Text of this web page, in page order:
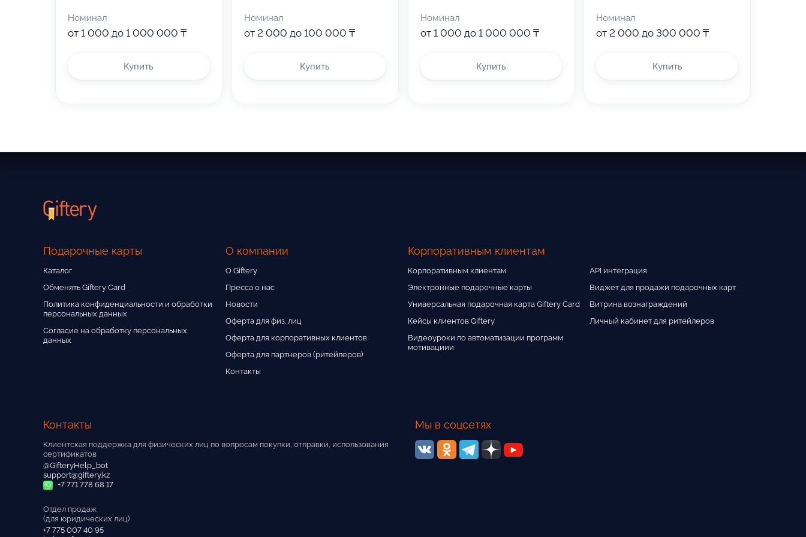
Номинал
от 1 000 до 1 000 000 ₸
Купить
Номинал
от 2 000 до 100 000 ₸
Купить
Номинал
от 1 000 до 1 000 000 ₸
Купить
Номинал
от 2 000 до 300 000 ₸
Купить
Подарочные карты
Каталог
Обменять Giftery Card
Политика конфиденциальности и обработки
персональных данных
Согласие на обработку персональных
данных
Корпоративным клиентам
Корпоративным клиентам
Электронные подарочные карты
Универсальная подарочная карта Giftery Card
Кейсы клиентов Giftery
Видеоуроки по автоматизации программ
мотивациии
API интеграция
Виджет для продажи подарочных карт
Витрина вознаграждений
Личный кабинет для ритейлеров
О компании
О Giftery
Пресса о нас
Новости
Оферта для физ. лиц
Оферта для корпоративных клиентов
Оферта для партнеров (ритейлеров)
Контакты
Контакты
Клиентская поддержка для физических лиц по вопросам покупки, отправки, использования
сертификатов
@GifteryHelp_bot
support@giftery.kz
+7 771 778 68 17
Отдел продаж
(для юридических лиц)
+7 775 007 40 95
Мы в соцсетях